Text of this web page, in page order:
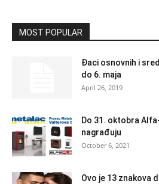
MOST POPULAR
Đaci osnovnih i
do 6. maja
April 26, 2019
Do 31. oktobra
nagrađuju
October 6, 2021
Ovo je 13 znakova